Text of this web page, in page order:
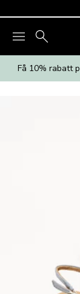
Få 10% rabatt